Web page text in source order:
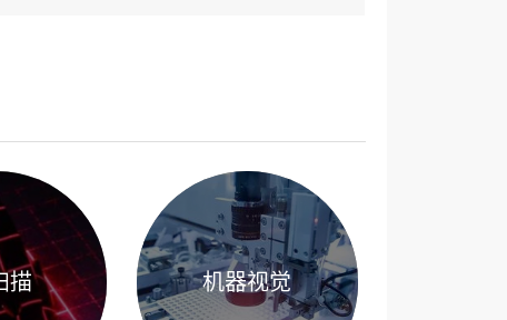
描 机器视觉